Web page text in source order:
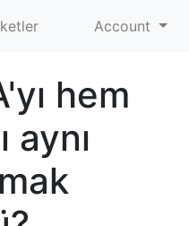
Account
hem
aynı